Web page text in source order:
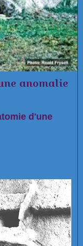
anomalie
d'une